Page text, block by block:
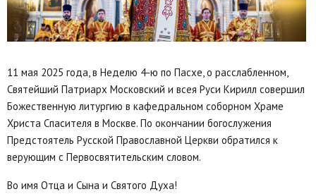
11 мая 2025 года, в Неделю 4-ю по Пасхе, о расслабленном,
Святейший Патриарх Московский и всея Руси Кирилл совершил
Божественную литургию в кафедральном соборном Храме
Христа Спасителя в Москве. По окончании богослужения
Предстоятель Русской Православной Церкви обратился к
верующим с Первосвятительским словом.
Во имя Отца и Сына и Святого Духа!